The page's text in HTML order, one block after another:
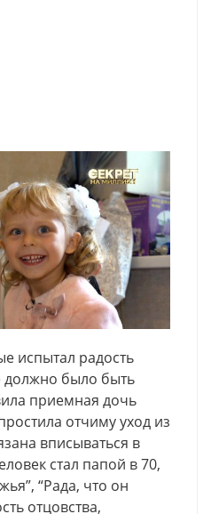
испытал радость
должно было быть
приемная дочь
отчиму уход из
вписываться в
стал папой в 70,
“Рада, что он
отцовства,